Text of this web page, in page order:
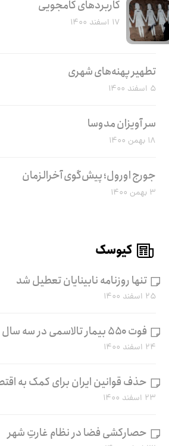
کاربرد‌های کامجویی
۱۷ اسفند ۱۴۰۰
تطهیر پهنه‌های شهری
۵ اسفند ۱۴۰۰
سر آویزان مدوسا
۱۸ بهمن ۱۴۰۰
جورج اورول؛ پیش‌گوی آخرالزمان
۳ بهمن ۱۴۰۰
کیوسک
تنها روزنامه نابینایان تعطیل شد
۲۵ اسفند ۱۴۰۰
فوت ۵۵۰ بیمار تالاسمی در سه سال اخیر
۲۴ اسفند ۱۴۰۰
حذف قوانین ایران برای کمک به
۲۳ اسفند ۱۴۰۰
حصارکشی فضا در نظام غارتِ شهر